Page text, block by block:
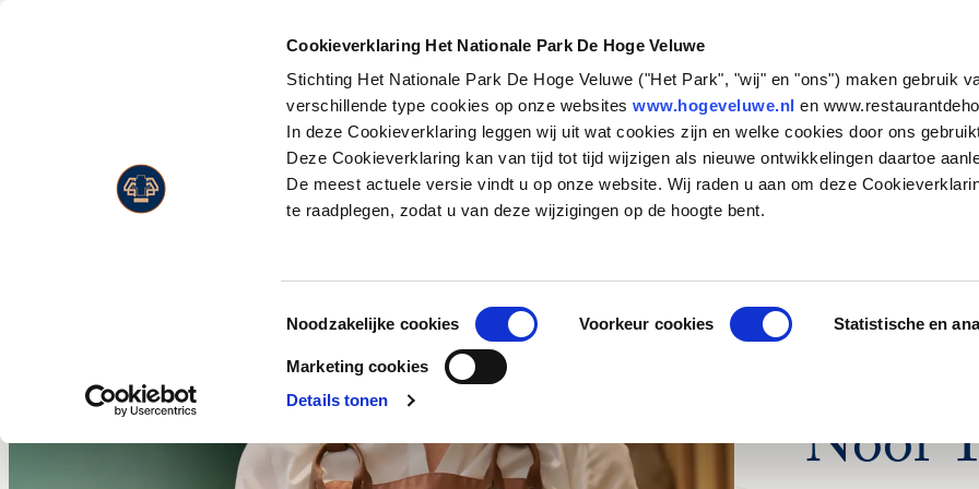
Cookieverklaring Het Nationale Park De Hoge Veluwe
Stichting Het Nationale Park De Hoge Veluwe ("Het Park", "wij" en "ons") maken gebruik
verschillende type cookies op onze websiteswww.hogeveluwe.nl en
In deze Cookieverklaring leggen wij uit wat cookies zijn en welke cookies door ons
Deze Cookieverklaring kan van tijd tot tijd wijzigen als nieuwe ontwikkelingen daartoe
De meest actuele versie vindt u op onze website. Wij raden u aan om deze
te raadplegen, zodat u van deze wijzigingen op de hoogte bent.
Noodzakelijke cookies Voorkeur cookies Statistische en
Marketing cookies
Details tonen
BEZOEK
Route & adres
Activiteiten
Museonder
Jachthuis Sint Hubertus
Kröller-Müller Museum
Fietsen
Paardrijden
Zakelijk bezoek
Families en andere
groepen
Touroperators
Basisschool
Voortgezet Onderwijs
MBO, HBO en WO
Speciaal onderwijs
CULTUUR
Flora
Fauna
Landschappen
Live Wildcam
Historische verhalen
Kunst & Architectuur
Jachthuis Sint Hubertus
Kröller-Müller Museum
Natuurbeheer
Onderzoeken in het Park
Updates
Particulieren
Bedrijven
Fondsen en stichtingen
Organisatie
Werken bij
Stage lopen in
Jouw urn in het
Contact
Noor
DE LAATSTE